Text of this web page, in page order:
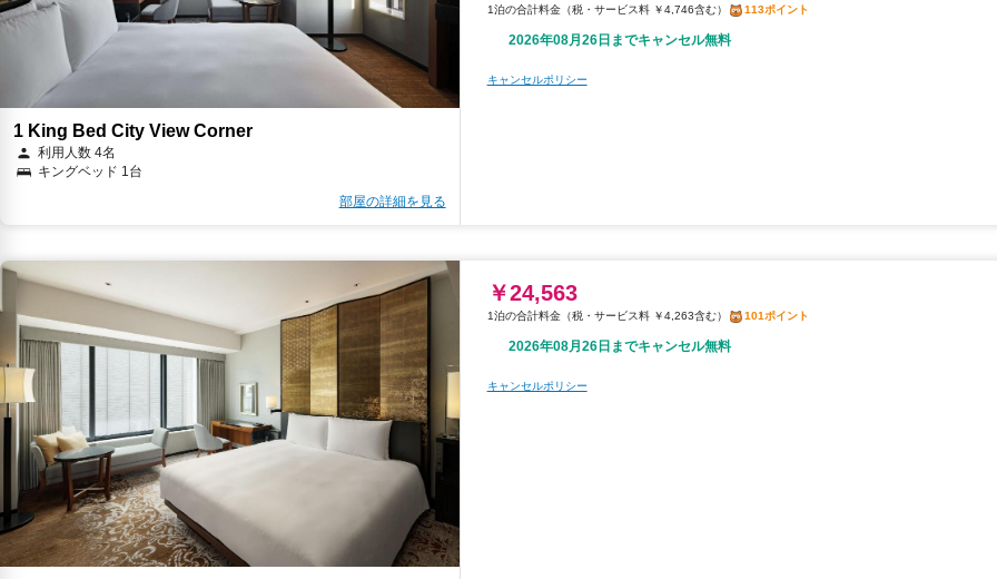
1 King Bed City View Corner
利用人数 4名
キングベッド 1台
部屋の詳細を見る
税・サービス料 ￥4,746含む 113ポイント
2026年08月26日までキャンセル無料
キャンセルポリシー
￥24,563
税・サービス料 ￥4,263含む 101ポイント
2026年08月26日までキャンセル無料
キャンセルポリシー